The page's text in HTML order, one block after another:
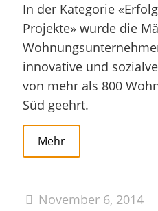
In der Kategorie
Projekte» wurde die
innovative und
von mehr als 800
Süd geehrt.
Mehr
November 6, 2014